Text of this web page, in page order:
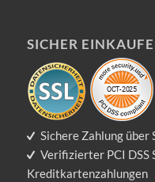
SICHER
Sichere Zahlung über
Verifizierter PCI
Kreditkartenzahlungen